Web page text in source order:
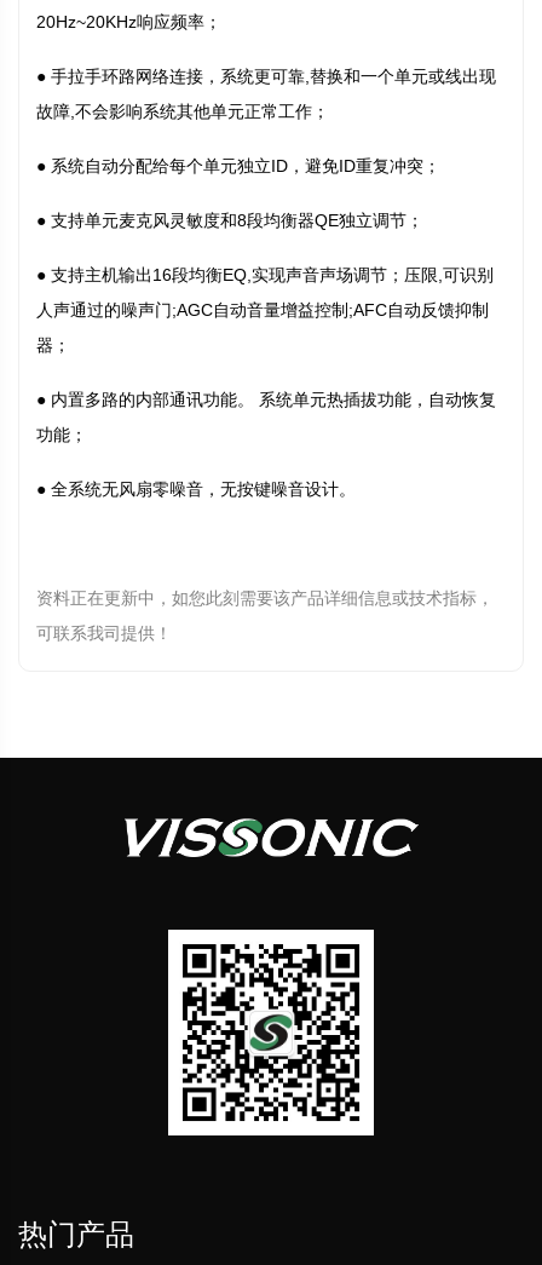
20Hz~20KHz响应频率；
● 手拉手环路网络连接，系统更可靠,替换和一个单元或线出现
故障,不会影响系统其他单元正常工作；
● 系统自动分配给每个单元独立ID，避免ID重复冲突；
● 支持单元麦克风灵敏度和8段均衡器QE独立调节；
● 支持主机输出16段均衡EQ,实现声音声场调节；压限,可识别
人声通过的噪声门;AGC自动音量增益控制;AFC自动反馈抑制
器；
● 内置多路的内部通讯功能。 系统单元热插拔功能，自动恢复
功能；
● 全系统无风扇零噪音，无按键噪音设计。
资料正在更新中，如您此刻需要该产品详细信息或技术指标，
可联系我司提供！
全数字会议 PoE 网络交换机
热门产品